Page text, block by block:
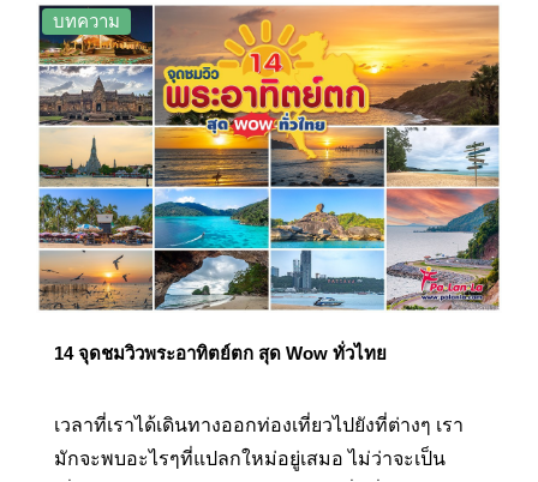
สัมผัสวิวพระอาทิตย์ตกดินทั่วไทย ทั้ง 14 จุด ที่เค้าว่า
กันว่า เวลาที่พระอาทิตย์ตกในแต่ละที่นั้น ล้วนแต่
แสดงเอกลักษณ์ทั้งแสง สี ก้อนเมฆ ประกอบกับมี
ทิวทัศน์ที่เป็นฉากหลัง ที่ต่างกัน จึงทำให้ความงดงาม
ที่เกิดขึ้นทรงเสน่ห์ในตัวเอง
บทความ
14 จุดชมวิวพระอาทิตย์ตก สุด Wow ทั่วไทย
เวลาที่เราได้เดินทางออกท่องเที่ยวไปยังที่ต่างๆ เรา
มักจะพบอะไรๆที่แปลกใหม่อยู่เสมอ ไม่ว่าจะเป็น